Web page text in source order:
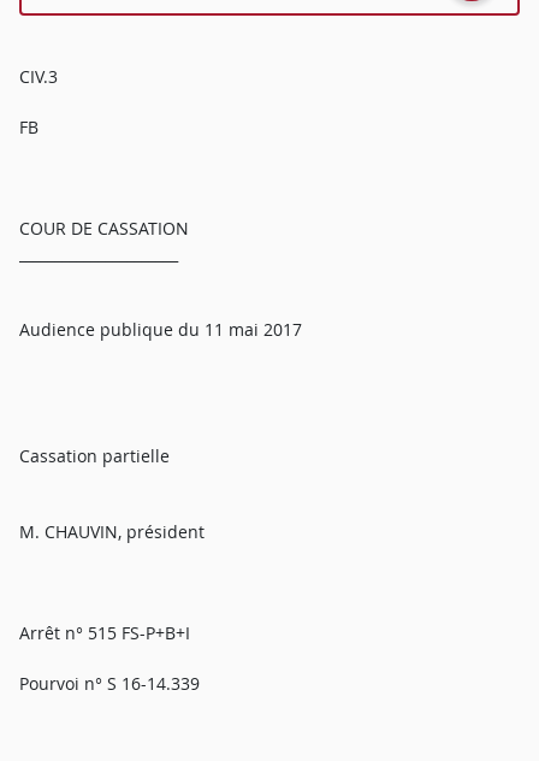
CIV.3
FB
COUR DE CASSATION
Audience publique du 11 mai 2017
Cassation partielle
M. CHAUVIN, président
Arrêt n° 515 FS-P+B+I
Pourvoi n° S 16-14.339